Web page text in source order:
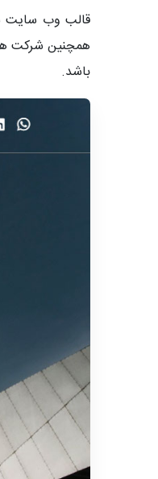
قالب وب سایت
همچنین شرکت
باشد.